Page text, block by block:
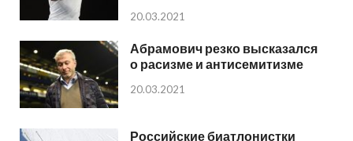
20.03.2021
Абрамович резко высказался
о расизме и антисемитизме
20.03.2021
Российские биатлонистки